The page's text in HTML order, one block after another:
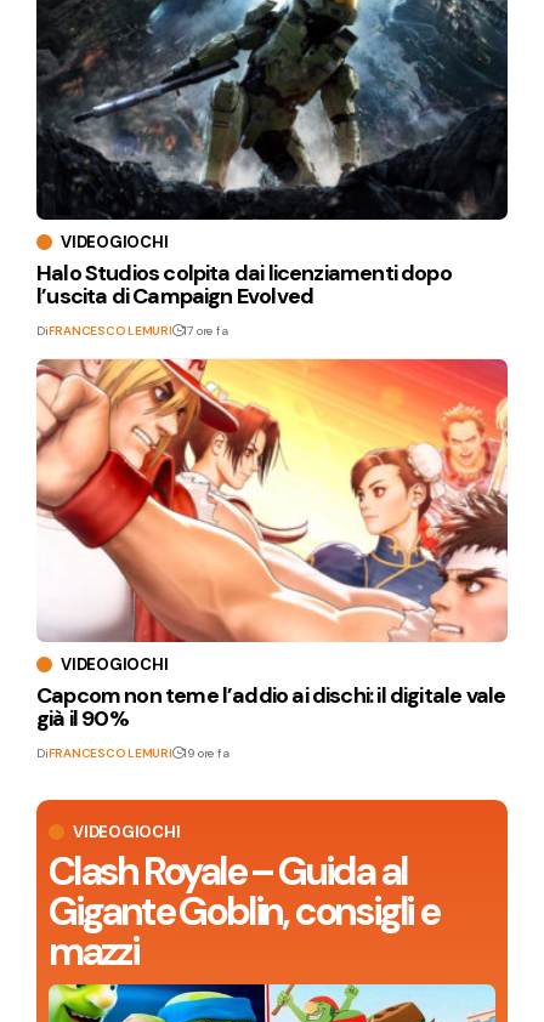
VIDEOGIOCHI
Clash Royale – Guida al
Gigante Goblin, consigli e
mazzi
VIDEOGIOCHI
Halo Studios colpita dai licenziamenti dopo
l’uscita di Campaign Evolved
DiFRANCESCO LEMURI 17 ore fa
VIDEOGIOCHI
Capcom non teme l’addio ai dischi: il digitale vale
già il 90%
DiFRANCESCO LEMURI 19 ore fa